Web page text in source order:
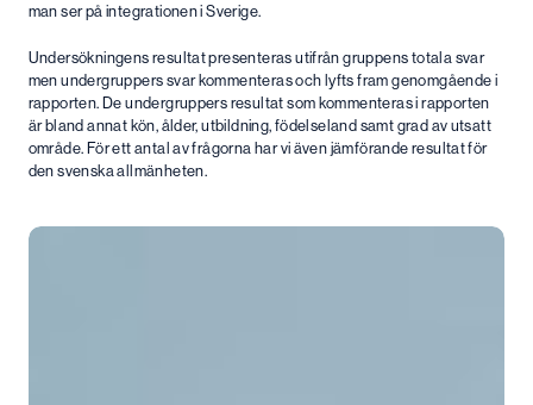
man ser på integrationen i Sverige.
Undersökningens resultat presenteras utifrån gruppens totala svar
men undergruppers svar kommenteras och lyfts fram genomgående i
rapporten. De undergruppers resultat som kommenteras i rapporten
är bland annat kön, ålder, utbildning, födelseland samt grad av utsatt
område. För ett antal av frågorna har vi även jämförande resultat för
den svenska allmänheten.